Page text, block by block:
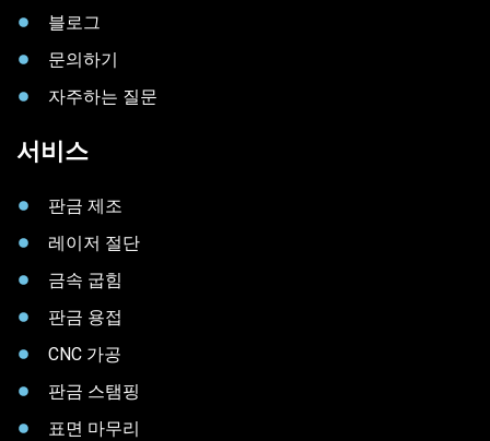
블로그
문의하기
자주하는 질문
서비스
판금 제조
레이저 절단
금속 굽힘
판금 용접
CNC 가공
판금 스탬핑
표면 마무리